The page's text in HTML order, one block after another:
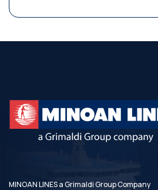
MINOAN LINES a Grimaldi Group Company